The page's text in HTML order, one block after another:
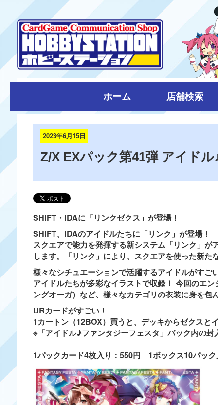
ホーム 店舗検索
2023年6月15日
Z/X EXパック第41弾 アイド
SHiFT・iDAに「リンクゼクス」が登場！
SHiFT、iDAのアイドルたちに「リンク」が登場！
スクエアで能力を発揮する新システム「リンク」
します。「リンク」により、スクエアを使った新
様々なシチュエーションで活躍するアイドルがすご
アイドルたちが多彩なイラストで収録！ 今回のエ
ングオーガ）など、様々なカテゴリの衣装に身を
URカードがすごい！
1カートン（12BOX）買うと、デッキからゼクスと
※「アイドル♪ファンタジーフェスタ」パック内の封
1パックカード4枚入り：550円 1ボックス10パッ